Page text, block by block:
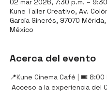
02 mar 2026, 7:30 p.m. –
Kune Taller Creativo, Av.
García Ginerés, 97070 Mérida,
México
Acerca del evento
📍Kune Cinema Café | 🎟️ 8:00
Acceso a la experiencia del